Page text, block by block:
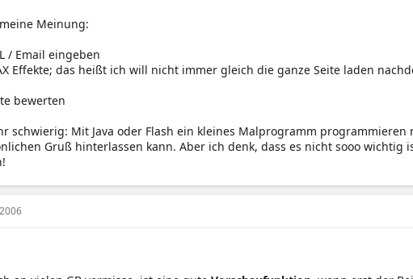
Meinung:
/ Email eingeben
Effekte; das heißt ich will nicht immer gleich die ganze Seite laden
bewerten
schwierig: Mit Java oder Flash ein kleines Malprogramm programmieren
Gruß hinterlassen kann. Aber ich denk, dass es nicht sooo wichtig